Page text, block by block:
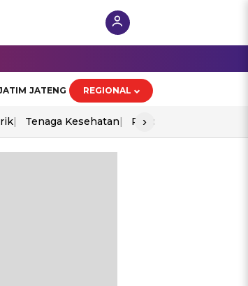
JATENG REGIONAL
Tenaga Kesehatan Piala Aff 2026
›